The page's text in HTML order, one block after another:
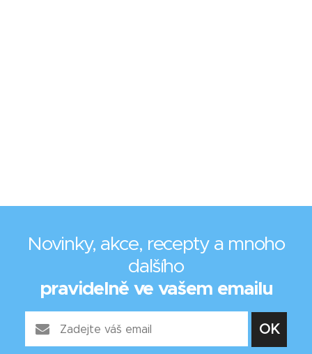
Novinky, akce, recepty a mnoho
dalšího
pravidelně ve vašem emailu